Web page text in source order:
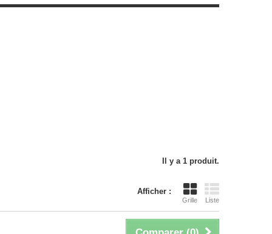
Il y a 1 produit.
Afficher :
Grille Liste